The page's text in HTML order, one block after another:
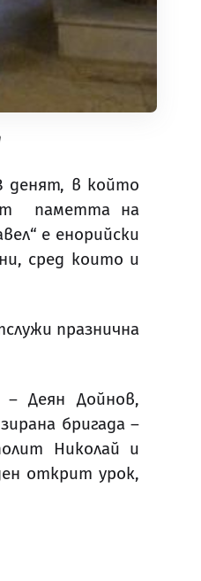
денят, в който
паметта на
е енорийски
сред които и
празнична
Деян Дойнов,
бригада –
Николай и
открит урок,